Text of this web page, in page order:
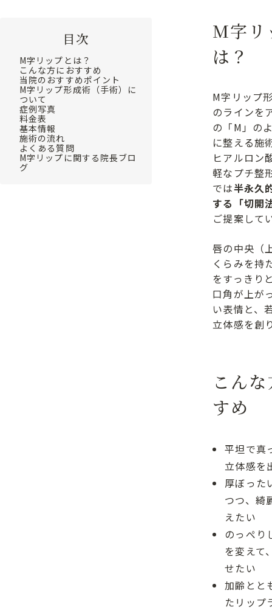
目次
M字リップとは？
こんな方におすすめ
当院のおすすめポイント
M字リップ形成術（手術）に
ついて
症例写真
料金表
基本情報
施術の流れ
よくある質問
M字リップに関する院長ブロ
グ
M字リ
は？
M字リップ
のラインを
の「M」の
に整える施
ヒアルロン
軽なプチ整
では半永久
する「切開
ご提案して
唇の中央（
くらみを持
をすっきり
口角が上が
い表情と、
立体感を創
こん
すめ
平坦で真
立体感を
厚ぼった
つつ、綺
えたい
のっぺり
を変えて
せたい
加齢とと
たリップ